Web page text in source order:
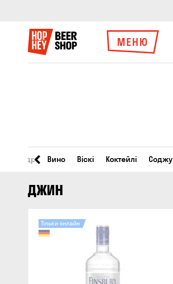
МЕНЮ
Сидр Вино Віскі Коктейлі Соджу
ДЖИН
Тільки онлайн